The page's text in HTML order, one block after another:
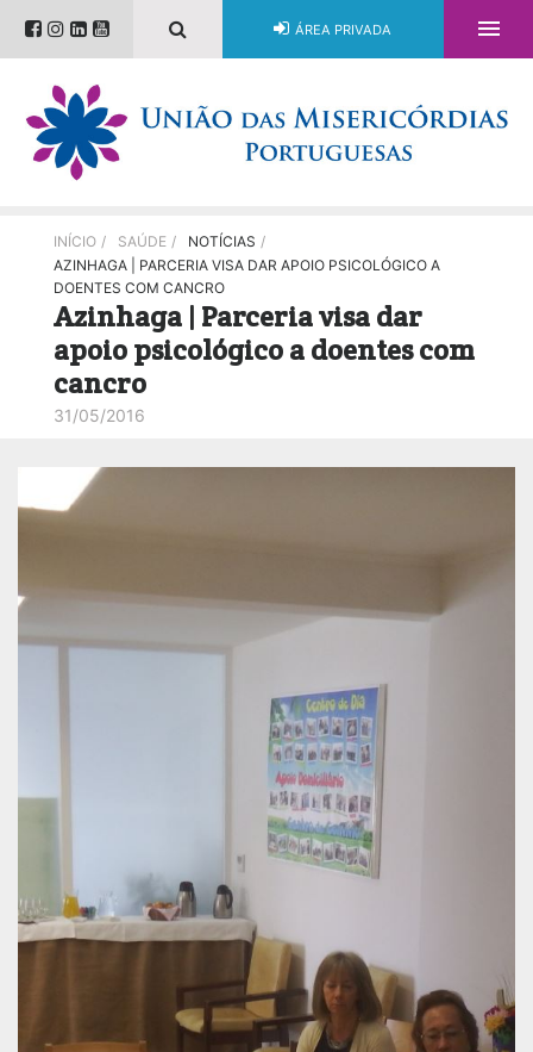
ÁREA PRIVADA 
INÍCIO / SAÚDE / NOTÍCIAS /
AZINHAGA | PARCERIA VISA DAR APOIO PSICOLÓGICO A
DOENTES COM CANCRO
Azinhaga | Parceria visa dar
apoio psicológico a doentes com
cancro
31/05/2016